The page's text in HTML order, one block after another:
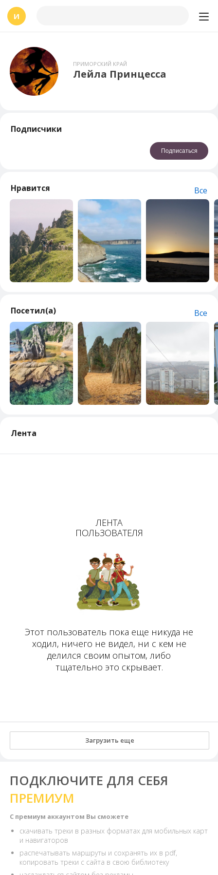
И
ПРИМОРСКИЙ КРАЙ
Лейла Принцесса
Подписчики
Подписаться
Нравится Все
Посетил(а) Все
Лента
ЛЕНТА
ПОЛЬЗОВАТЕЛЯ
Этот пользователь пока еще никуда не
ходил, ничего не видел, ни с кем не
делился своим опытом, либо
тщательно это скрывает.
Загрузить еще
ПОДКЛЮЧИТЕ ДЛЯ СЕБЯ
ПРЕМИУМ
С премиум аккаунтом Вы сможете
скачивать треки в разных форматах для мобильных карт
и навигаторов
распечатывать маршруты и сохранять их в pdf,
копировать треки с сайта в свою библиотеку